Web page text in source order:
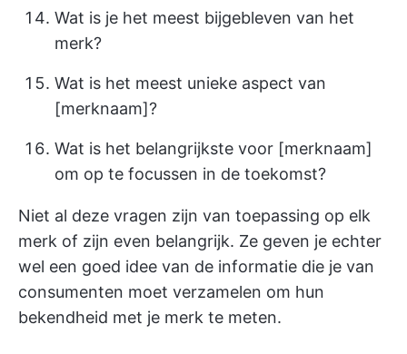
Wat is je het meest bijgebleven van het
merk?
Wat is het meest unieke aspect van
[merknaam]?
Wat is het belangrijkste voor [merknaam]
om op te focussen in de toekomst?
Niet al deze vragen zijn van toepassing op elk
merk of zijn even belangrijk. Ze geven je echter
wel een goed idee van de informatie die je van
consumenten moet verzamelen om hun
bekendheid met je merk te meten.